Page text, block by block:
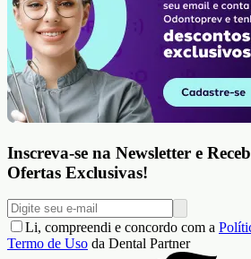
Inscreva-se na Newsletter e
Ofertas Exclusivas!
Li, compreendi e concordo com a
Termo de Uso da Dental Partner